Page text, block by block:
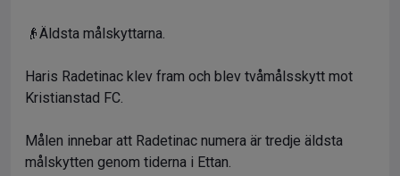
👴Äldsta målskyttarna.
Haris Radetinac klev fram och blev tvåmålsskytt mot
Kristianstad FC.
Målen innebar att Radetinac numera är tredje äldsta
målskytten genom tiderna i Ettan.